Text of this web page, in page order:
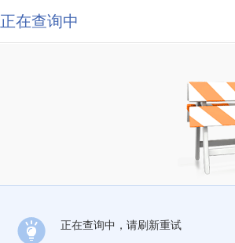
正在查询中
正在查询中，请刷新重试